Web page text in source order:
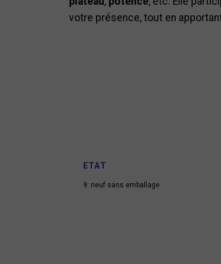
votre présence, tout en
ETAT
9: neuf sans emballage